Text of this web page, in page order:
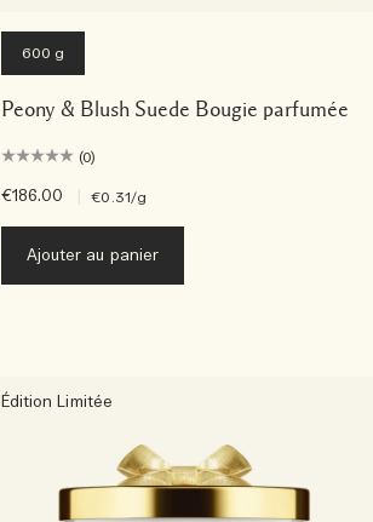
600 g
Peony & Blush Suede Bougie parfumée
(0)
€186.00 €0.31/g
Ajouter au panier
Édition Limitée